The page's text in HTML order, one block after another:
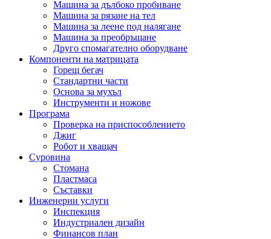
Машина за дълбоко пробиване
Машина за рязане на тел
Машина за леене под налягане
Машина за преобръщане
Друго спомагателно оборудване
Компоненти на матрицата
Горещ бегач
Стандартни части
Основа за мухъл
Инструменти и ножове
Програма
Проверка на приспособлението
Джиг
Робот и хващач
Суровина
Стомана
Пластмаса
Съставки
Инженерни услуги
Инспекция
Индустриален дизайн
Финансов план